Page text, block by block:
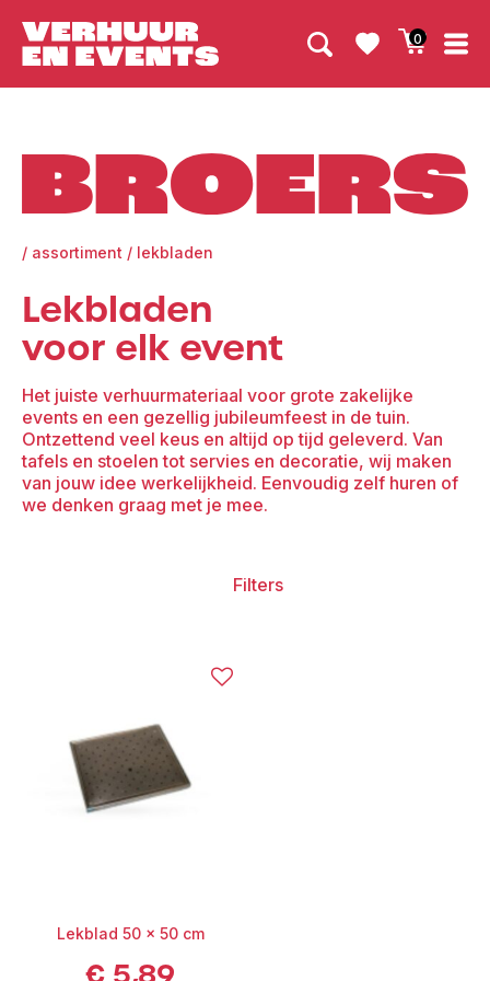
0
/ assortiment / lekbladen
Lekbladen
voor elk event
Het juiste verhuurmateriaal voor grote zakelijke
events en een gezellig jubileumfeest in de tuin.
Ontzettend veel keus en altijd op tijd geleverd. Van
tafels en stoelen tot servies en decoratie, wij maken
van jouw idee werkelijkheid. Eenvoudig zelf huren of
we denken graag met je mee.
Filters
Lekblad 50 x 50 cm